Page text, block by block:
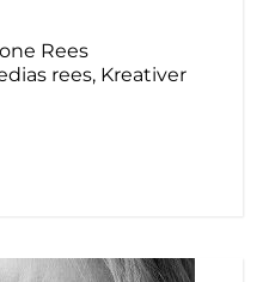
Rees
rees, Kreativer